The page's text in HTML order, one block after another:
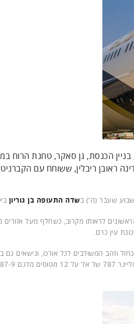
הכנסת, גן סאקר, טחנת הרוח
ראובן ריבלין, ששוחח עם הקברניט
שדה התעופה בן גוריון
לראותו מקרוב, כשחלף מעל אזורים
עין כרם.
וזהב המשולבים לכל אורכו, ונישאים גם